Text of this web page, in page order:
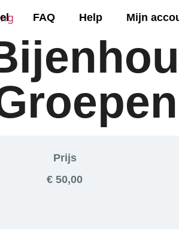
FAQ Help Mijn
Prijs
€ 50,00